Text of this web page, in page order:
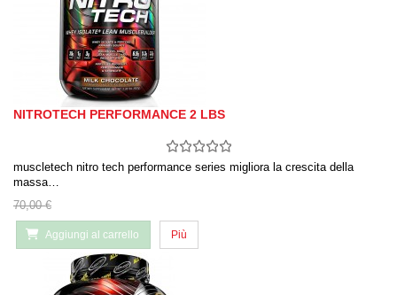
NITROTECH PERFORMANCE 2 LBS
muscletech nitro tech performance series migliora la crescita della
massa…
70,00 €
Aggiungi al carrello Più